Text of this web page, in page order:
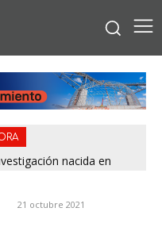
nacida en
21 octubre 2021